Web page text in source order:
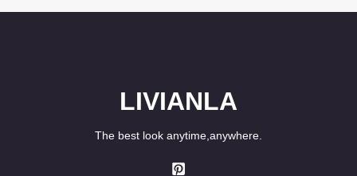
LIVIANLA
The best look anytime,anywhere.